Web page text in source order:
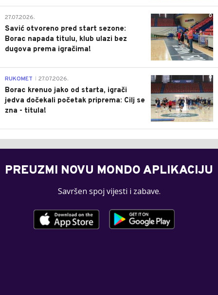
0
27.07.2026.
Savić otvoreno pred start sezone:
Borac napada titulu, klub ulazi bez
dugova prema igračima!
0
RUKOMET 27.07.2026.
Borac krenuo jako od starta, igrači
jedva dočekali početak priprema: Cilj se
zna - titula!
PREUZMI NOVU MONDO APLIKACIJU
Savršen spoj vijesti i zabave.